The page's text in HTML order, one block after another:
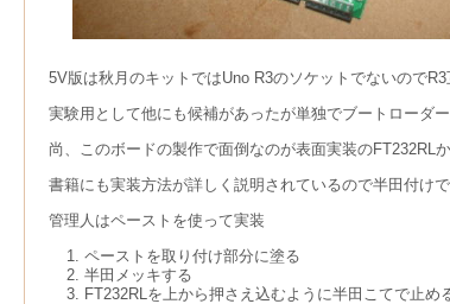
5V版は秋月のキットではUno R3のソケットでないので
実験用として他にも候補があったが単独でブートローダ
尚、このボードの製作で面倒なのが表面実装のFT232RL
書籍にも実装方法が詳しく説明されているので半田付け
管理人はペーストを使って実装
ペーストを取り付け部分に塗る
半田メッキする
FT232RLを上から押さえ込むように半田こてで止